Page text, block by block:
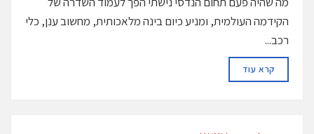
הקידמה העולמית, ומניע כיום בינה מלאכותית, מחשוב ענן, כלי
רכב...
קרא עודDETAILS